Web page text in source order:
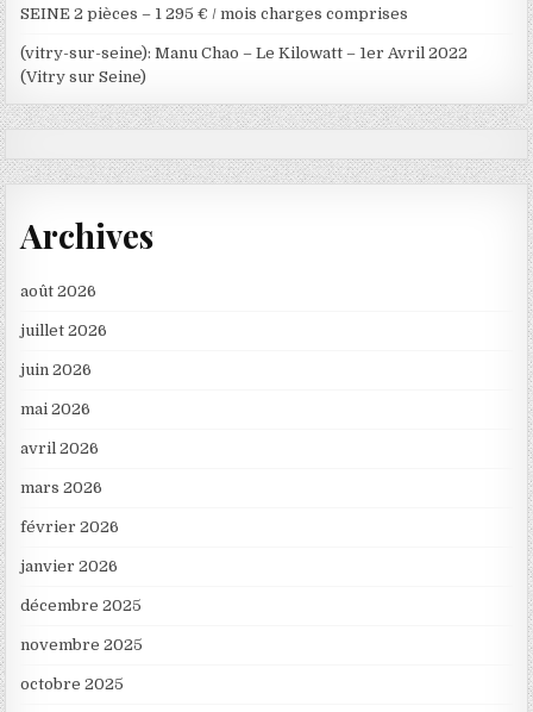
SEINE 2 pièces – 1 295 € / mois charges comprises
(vitry-sur-seine): Manu Chao – Le Kilowatt – 1er Avril 2022
(Vitry sur Seine)
Archives
août 2026
juillet 2026
juin 2026
mai 2026
avril 2026
mars 2026
février 2026
janvier 2026
décembre 2025
novembre 2025
octobre 2025